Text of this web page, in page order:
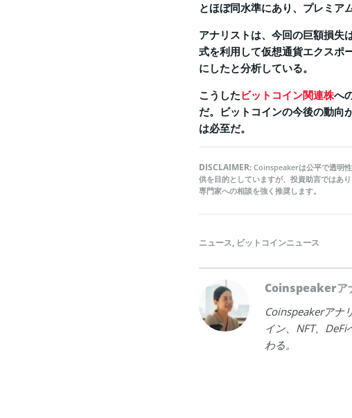
とほぼ同水準にあり、プレミア
アナリストは、今回の巨額損失
式を利用して仮想通貨エクスポ
にしたと分析している。
こうしたビットコイン関連株へ
だ。ビットコインの今後の動向
は必至だ。
DISCLAIMER: Coinspeakerは公平で透明
供を目的としていますが、投資助言ではあ
専門家への相談を強く推奨します。
ニュース, ビットコインニュース
Coinspeakerア
Coinspeakerアナ
イン、NFT、
わる。